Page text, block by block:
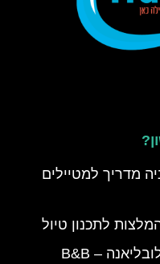
מדריך למטיילים
לתכנון טיול
מלון בד אנד ברקפסט פארק לובליאנה – B&B